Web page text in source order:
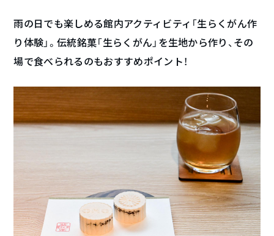
雨の日でも楽しめる館内アクティビティ「生らくがん作
り体験」。伝統銘菓「生らくがん」を生地から作り、その
場で食べられるのもおすすめポイント！